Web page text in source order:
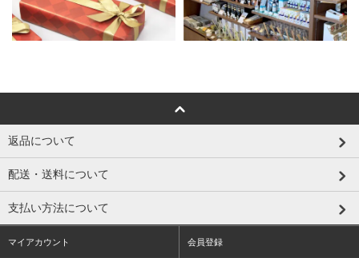
返品について
配送・送料について
支払い方法について
マイアカウント 会員登録